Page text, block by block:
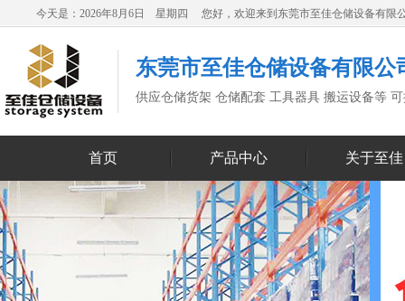
今天是：2026年8月6日 星期四 您好，欢迎来到东莞市至佳仓储设备有限
东莞市至佳仓储设备有限公
供应仓储货架 仓储配套 工具器具 搬运设备等
首页 产品中心 关于至佳